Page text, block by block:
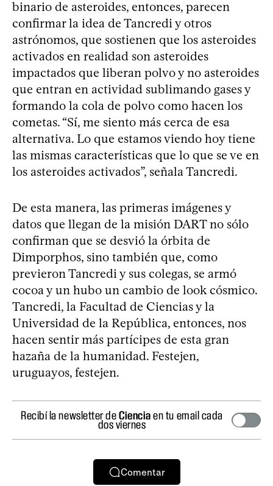
binario de asteroides, entonces, parecen
confirmar la idea de Tancredi y otros
astrónomos, que sostienen que los asteroides
activados en realidad son asteroides
impactados que liberan polvo y no asteroides
que entran en actividad sublimando gases y
formando la cola de polvo como hacen los
cometas. “Sí, me siento más cerca de esa
alternativa. Lo que estamos viendo hoy tiene
las mismas características que lo que se ve en
los asteroides activados”, señala Tancredi.
De esta manera, las primeras imágenes y
datos que llegan de la misión DART no sólo
confirman que se desvió la órbita de
Dimporphos, sino también que, como
previeron Tancredi y sus colegas, se armó
cocoa y un hubo un cambio de look cósmico.
Tancredi, la Facultad de Ciencias y la
Universidad de la República, entonces, nos
hacen sentir más partícipes de esta gran
hazaña de la humanidad. Festejen,
uruguayos, festejen.
Recibí la newsletter deCienciaen tu email cada
dos viernes
Comentar